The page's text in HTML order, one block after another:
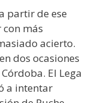
partir de ese
más
acierto.
dos ocasiones
El Lega
a intentar